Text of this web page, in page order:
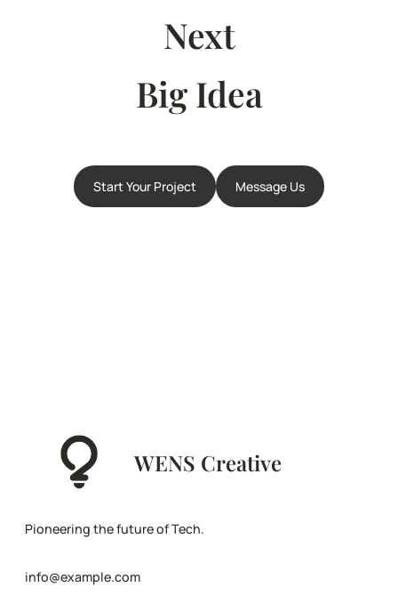
Next
Big Idea
Start Your Project Message Us
WENS Creative
Pioneering the future of Tech.
info@example.com